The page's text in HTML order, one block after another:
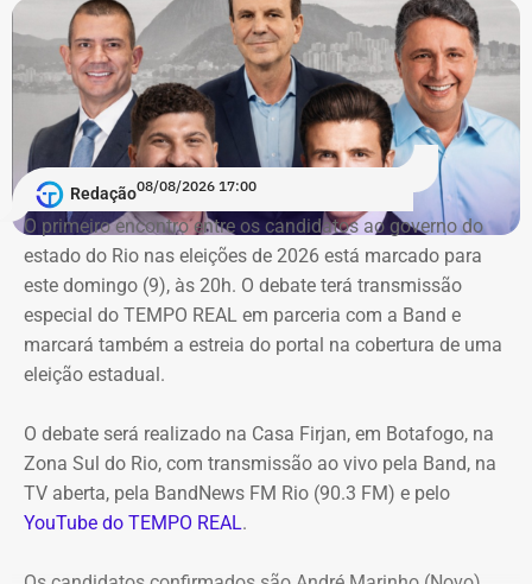
A nova prorrogação contratualganha destaque em meio
ao cerco do órgãocontra as contratações do município
com a mesma prestadora de serviços.
Conforme noticiado no último sábado (18), o plenário do
TCE determinou, por unanimidade, que a Prefeitura de
Duque de Caxias anule no prazo de 15 dias o contrato
firmado com a Geo Ambiental para o mesmo fim
(locação de maquinários e equipamentos). Na ocasião, a
Corte ordenou também a suspensão imediata dos
pagamentos decorrentes do acordo milionário, que
ultrapassava R$ 100 milhões.
Montebello Willeman, que apontou uma série de
irregularidades no planejamento da concorrência
eletrônica SRP nº 041/2025 e concluiu que os problemas
comprometem a competitividade do certame e, além
Redação08/08/2026 17:00
O primeiro encontro entre os candidatos ao ⁠governo do
estado do Rio nas eleições de 2026 está marcado para
este domingo (9), às 20h. O debate terá transmissão
especial do TEMPO REAL em parceria com a Band e
marcará também a estreia do portal na cobertura de uma
eleição estadual.
O debate será realizado na Casa Firjan, em Botafogo, na
Zona Sul do Rio, com transmissão ao vivo pela Band, na
TV aberta, pela BandNews FM Rio (90.3 FM) e pelo
YouTube do TEMPO REAL.